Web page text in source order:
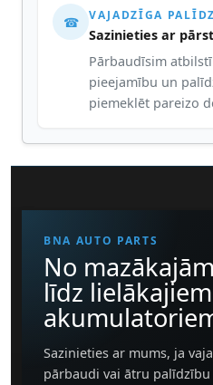
☎ VAJADZĪGA
Sazinieties ar
Pārbaudīsim
pieejamību un
piemeklēt pareizo
BNA AUTO PARTS
No
līdz lielākajiem
Sazinieties ar mums, ja
pārbaudi vai ātru palīdzību